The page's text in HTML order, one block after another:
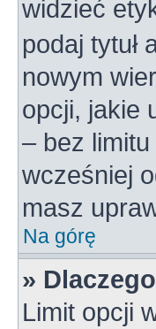
widzieć
podaj tytuł
nowym
opcji, jakie
– bez
wcześniej
masz
Na górę
»
Limit opcji